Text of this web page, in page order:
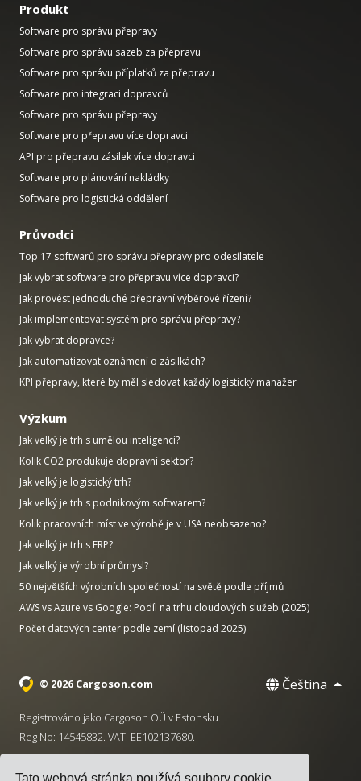
Produkt
Software pro správu přepravy
Software pro správu sazeb za přepravu
Software pro správu příplatků za přepravu
Software pro integraci dopravců
Software pro správu přepravy
Software pro přepravu více dopravci
API pro přepravu zásilek více dopravci
Software pro plánování nakládky
Software pro logistická oddělení
Průvodci
Top 17 softwarů pro správu přepravy pro odesílatele
Jak vybrat software pro přepravu více dopravci?
Jak provést jednoduché přepravní výběrové řízení?
Jak implementovat systém pro správu přepravy?
Jak vybrat dopravce?
Jak automatizovat oznámení o zásilkách?
KPI přepravy, které by měl sledovat každý logistický manažer
Výzkum
Jak velký je trh s umělou inteligencí?
Kolik CO2 produkuje dopravní sektor?
Jak velký je logistický trh?
Jak velký je trh s podnikovým softwarem?
Kolik pracovních míst ve výrobě je v USA neobsazeno?
Jak velký je trh s ERP?
Jak velký je výrobní průmysl?
50 největších výrobních společností na světě podle příjmů
AWS vs Azure vs Google: Podíl na trhu cloudových služeb (2025)
Počet datových center podle zemí (listopad 2025)
© 2026 Cargoson.com Čeština
Registrováno jako Cargoson OÜ v Estonsku.
Reg No: 14545832. VAT: EE102137680.